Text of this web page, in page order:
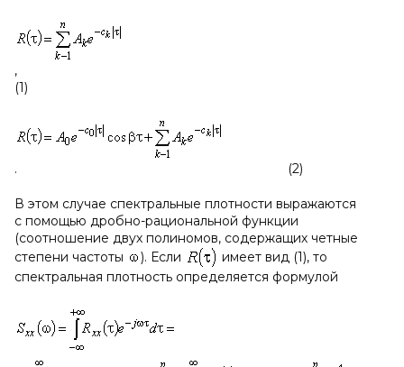
,
(1)
. (2)
В этом случае спектральные плотности выражаются
с помощью дробно-рациональной функции
(соотношение двух полиномов, содержащих четные
степени частоты
). Если
имеет вид (1), то
спектральная плотность определяется формулой